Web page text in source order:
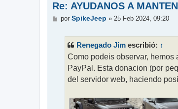
Re: AYUDANOS A
M
por SpikeJeep » 25 Feb 2024, 09:20
Renegado Jim escribió: ↑
Como podeis observar,
PayPal. Esta donacion (por
del servidor web, haciendo